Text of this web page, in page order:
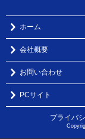
ホーム
会社概要
お問い合わせ
PCサイト
プライバ